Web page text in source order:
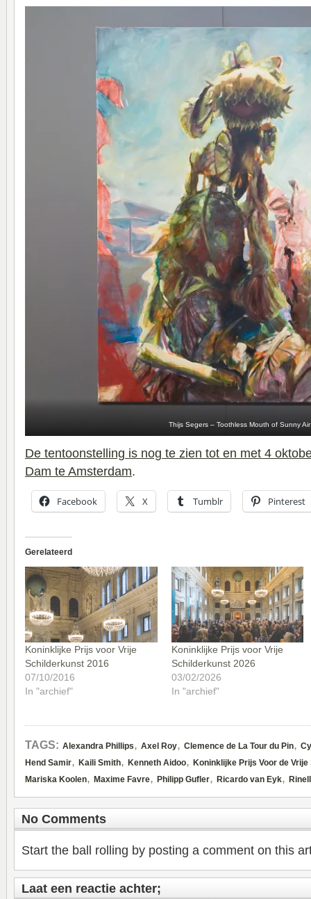
Thijs Segers – Toothless Mouth of Sunny Air
De tentoonstelling is nog te zien tot en met 4
Dam te Amsterdam.
Facebook X Tumblr Pinterest
Gerelateerd
Koninklijke Prijs voor Vrije
Schilderkunst 2016
07/10/2016
In "archief"
Koninklijke Prijs voor Vrije
Schilderkunst 2026
03/02/2026
In "archief"
TAGS: Alexandra Phillips, Axel Roy, Clemence de La Tour du Pin,
Hend Samir, Kaili Smith, Kenneth Aidoo, Koninklijke Prijs Voor de
Mariska Koolen, Maxime Favre, Philipp Gufler, Ricardo van Eyk,
No Comments
Start the ball rolling by posting a comment on this
Laat een reactie achter;